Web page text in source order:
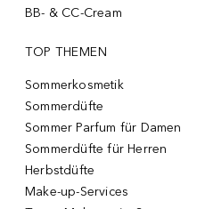
BB- & CC-Cream
TOP THEMEN
Sommerkosmetik
Sommerdüfte
Sommer Parfum für Damen
Sommerdüfte für Herren
Herbstdüfte
Make-up-Services